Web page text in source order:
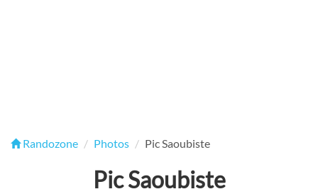
Randozone Photos Pic Saoubiste
Pic Saoubiste